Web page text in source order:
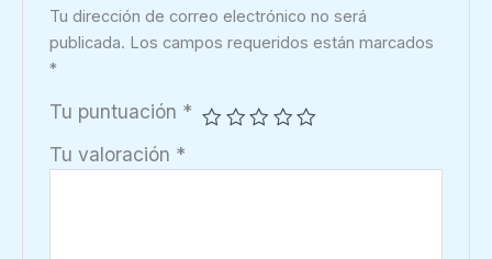
Tu dirección de correo electrónico no será
publicada. Los campos requeridos están marcados
*
Tu puntuación *
Tu valoración *